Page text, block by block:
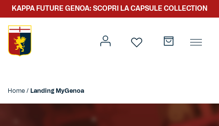
KAPPA FUTURE GENOA: SCOPRI LA CAPSULE COLLECTION
Home / Landing MyGenoa